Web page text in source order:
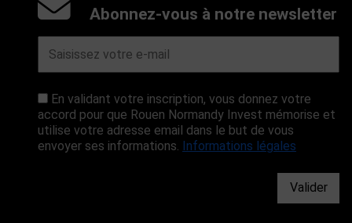
Abonnez-vous à notre newsletter
En validant votre inscription, vous donnez votre
accord pour que Rouen Normandy Invest mémorise et
utilise votre adresse email dans le but de vous
envoyer ses informations. Informations légales
Valider